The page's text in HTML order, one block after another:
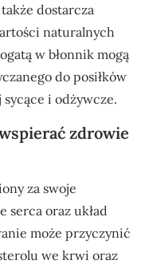
dostarcza
naturalnych
w błonnik mogą
do posiłków
i odżywcze.
zdrowie
za swoje
serca oraz układ
może przyczynić
we krwi oraz